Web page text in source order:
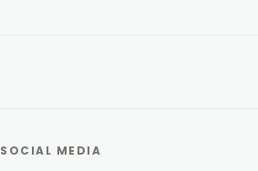
SOCIAL MEDIA